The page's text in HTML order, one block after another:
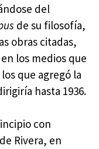
del
de su filosofía,
obras citadas,
los medios que
que agregó la
hasta 1936.
con
Rivera, en